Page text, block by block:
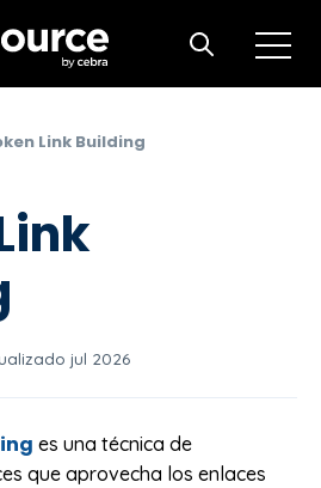
Open
Open search
Link Building
jul 2026
es una técnica de
que aprovecha los enlaces